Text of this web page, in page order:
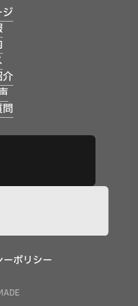
ジ
介
ーポリシー